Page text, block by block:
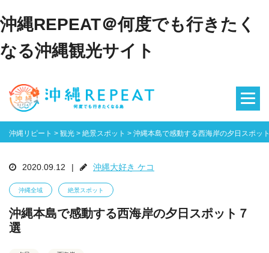
沖縄REPEAT＠何度でも行きたく
なる沖縄観光サイト
沖縄リピート > 観光 > 絶景スポット > 沖縄本島で感動する西海岸の夕日スポッ
2020.09.12 | 沖縄大好き ケコ
沖縄全域 絶景スポット
沖縄本島で感動する西海岸の夕日スポット７
選